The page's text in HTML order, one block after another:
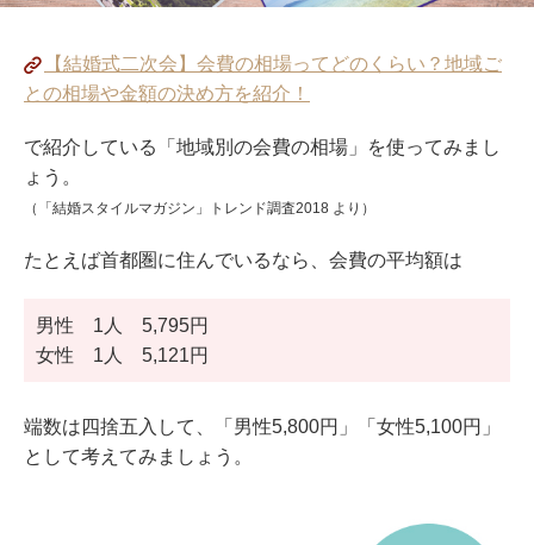
【結婚式二次会】会費の相場ってどのくらい？地域ご
との相場や金額の決め方を紹介！
で紹介している「地域別の会費の相場」を使ってみまし
ょう。
（「結婚スタイルマガジン」トレンド調査2018 より）
たとえば首都圏に住んでいるなら、会費の平均額は
男性 1人 5,795円
女性 1人 5,121円
端数は四捨五入して、「男性5,800円」「女性5,100円」
として考えてみましょう。